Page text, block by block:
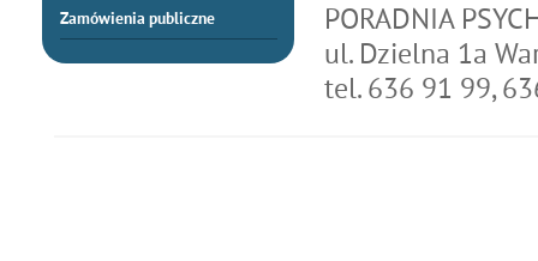
Zamówienia publiczne
PORADNIA
ul. Dzielna 1a
tel. 636 91 99,